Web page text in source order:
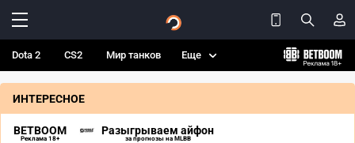
Dota 2 CS2 Мир танков Еще
ИНТЕРЕСНОЕ
BETBOOM
Реклама 18+
Разыгрываем айфон
за прогнозы на MLBB